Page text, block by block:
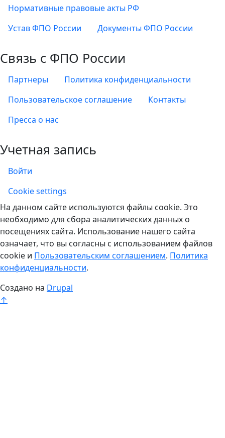
Нормативные правовые акты РФ
Устав ФПО России
Документы ФПО России
Связь с ФПО России
Партнеры
Политика конфиденциальности
Пользовательское соглашение
Контакты
Пресса о нас
Учетная запись
Войти
Учетная запись
Cookie settings
На данном сайте используются файлы cookie. Это
необходимо для сбора аналитических данных о
посещениях сайта. Использование нашего сайта
означает, что вы согласны с использованием файлов
cookie и Пользовательским соглашением. Политика
конфиденциальности.
Создано на Drupal
↑